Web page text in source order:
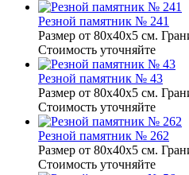
Резной памятник № 241
Размер от 80х40х5 см.
Стоимость уточняйте
Резной памятник № 43
Размер от 80х40х5 см.
Стоимость уточняйте
Резной памятник № 262
Размер от 80х40х5 см.
Стоимость уточняйте